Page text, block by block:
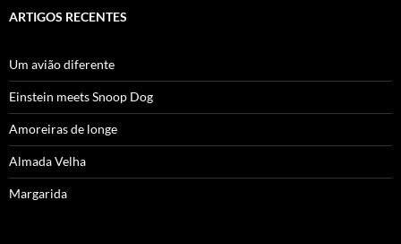
ARTIGOS RECENTES
Um avião diferente
Einstein meets Snoop Dog
Amoreiras de longe
Almada Velha
Margarida